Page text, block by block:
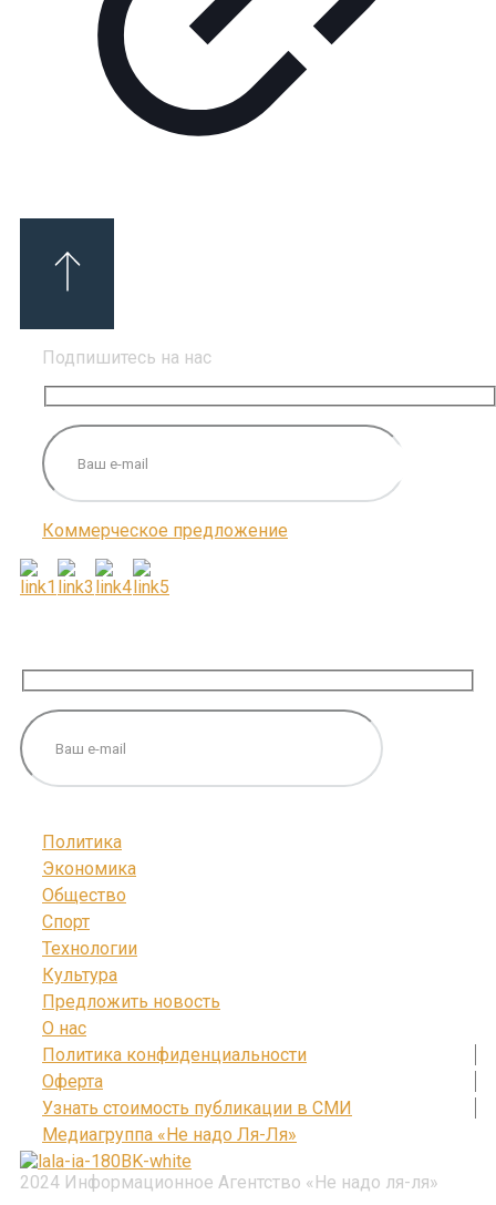
Подпишитесь на нас
Коммерческое предложение
Политика
Экономика
Общество
Спорт
Технологии
Культура
Предложить новость
О нас
2024 Информационное Агентство «Не надо ля-ля»
Политика конфиденциальности
Оферта
Узнать стоимость публикации в СМИ
Медиагруппа «Не надо Ля-Ля»